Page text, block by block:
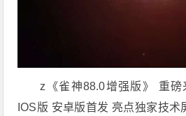
z《雀神88.0增强版》 重
IOS版 安卓版首发 亮点独家技